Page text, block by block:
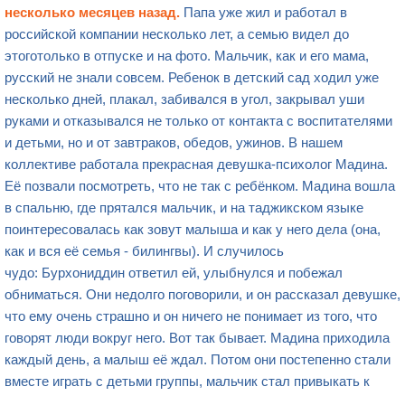
несколько месяцев назад. Папа уже жил и работал в
российской компании несколько лет, а семью видел до
этоготолько в отпуске и на фото. Мальчик, как и его мама,
русский не знали совсем. Ребенок в детский сад ходил уже
несколько дней, плакал, забивался в угол, закрывал уши
руками и отказывался не только от контакта с воспитателями
и детьми, но и от завтраков, обедов, ужинов. В нашем
коллективе работала прекрасная девушка-психолог Мадина.
Её позвали посмотреть, что не так с ребёнком. Мадина вошла
в спальню, где прятался мальчик, и на таджикском языке
поинтересовалась как зовут малыша и как у него дела (она,
как и вся её семья - билингвы). И случилось
чудо: Бурхониддин ответил ей, улыбнулся и побежал
обниматься. Они недолго поговорили, и он рассказал девушке,
что ему очень страшно и он ничего не понимает из того, что
говорят люди вокруг него. Вот так бывает. Мадина приходила
каждый день, а малыш её ждал. Потом они постепенно стали
вместе играть с детьми группы, мальчик стал привыкать к